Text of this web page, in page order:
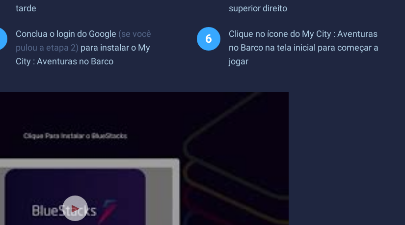
tarde
superior direito
Conclua o login do Google (se você
pulou a etapa 2) para instalar o My
City : Aventuras no Barco
Clique no ícone do My City : Aventuras
no Barco na tela inicial para começar a
jogar